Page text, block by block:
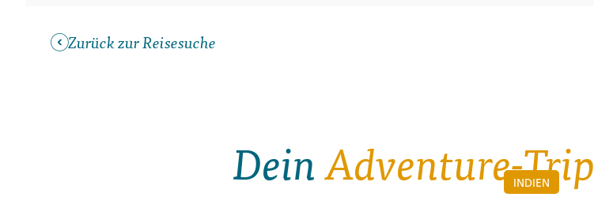
INDIEN
Zurück zur Reisesuche
DeinAdventure-Trip